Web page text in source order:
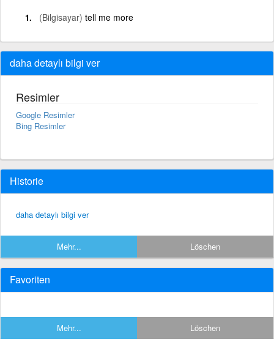
(Bilgisayar) tell me more
daha detaylı bilgi ver
Resimler
Google Resimler
Bing Resimler
Historie
daha detaylı bilgi ver
Mehr... Löschen
Favoriten
Mehr... Löschen